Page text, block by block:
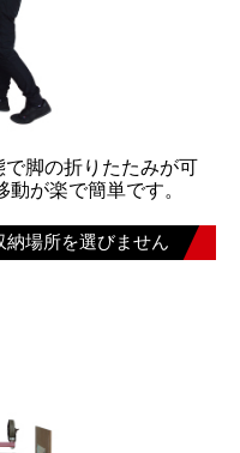
脚の折りたたみが可
が楽で簡単です。
納場所を選びません